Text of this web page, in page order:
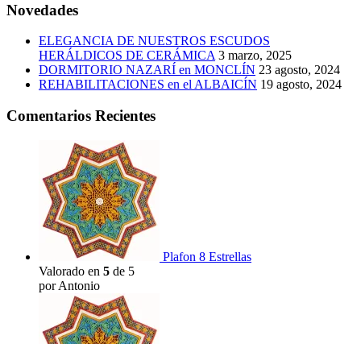
Novedades
ELEGANCIA DE NUESTROS ESCUDOS
HERÁLDICOS DE CERÁMICA 3 marzo, 2025
DORMITORIO NAZARÍ en MONCLÍN 23 agosto, 2024
REHABILITACIONES en el ALBAICÍN 19 agosto, 2024
Comentarios Recientes
Plafon 8 Estrellas
Valorado en 5 de 5
por Antonio